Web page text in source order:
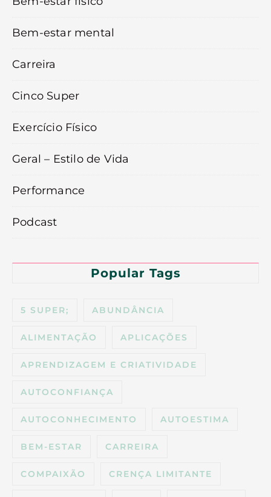
Bem-estar mental
Carreira
Cinco Super
Exercício Físico
Geral – Estilo de Vida
Performance
Podcast
Popular Tags
5 SUPER; ABUNDÂNCIA
ALIMENTAÇÃO APLICAÇÕES
APRENDIZAGEM E CRIATIVIDADE
AUTOCONFIANÇA
AUTOCONHECIMENTO AUTOESTIMA
BEM-ESTAR CARREIRA
COMPAIXÃO CRENÇA LIMITANTE